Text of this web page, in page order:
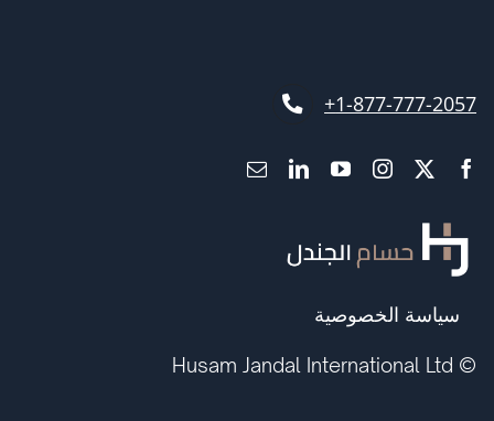
1-877-777-2057+
سياسة الخصوصية
© Husam Jandal International Ltd